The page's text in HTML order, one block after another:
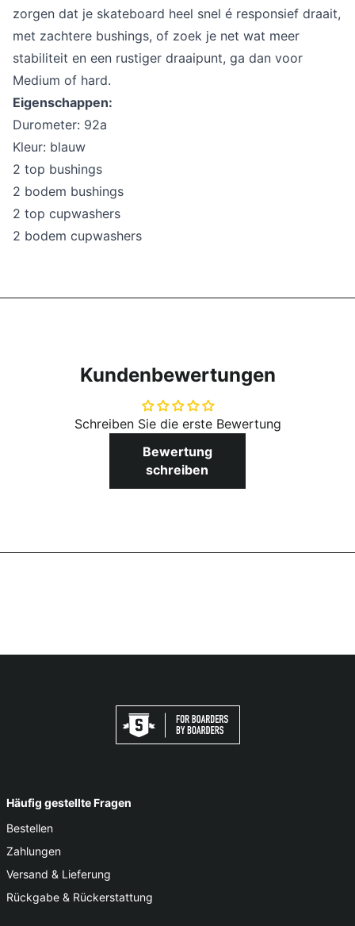
zorgen dat je skateboard heel snel é responsief draait,
met zachtere bushings, of zoek je net wat meer
stabiliteit en een rustiger draaipunt, ga dan voor
Medium of hard.
Eigenschappen:
Durometer: 92a
Kleur: blauw
2 top bushings
2 bodem bushings
2 top cupwashers
2 bodem cupwashers
Kundenbewertungen
Schreiben Sie die erste Bewertung
Bewertung
schreiben
Häufig gestellte Fragen
Bestellen
Zahlungen
Versand & Lieferung
Rückgabe & Rückerstattung